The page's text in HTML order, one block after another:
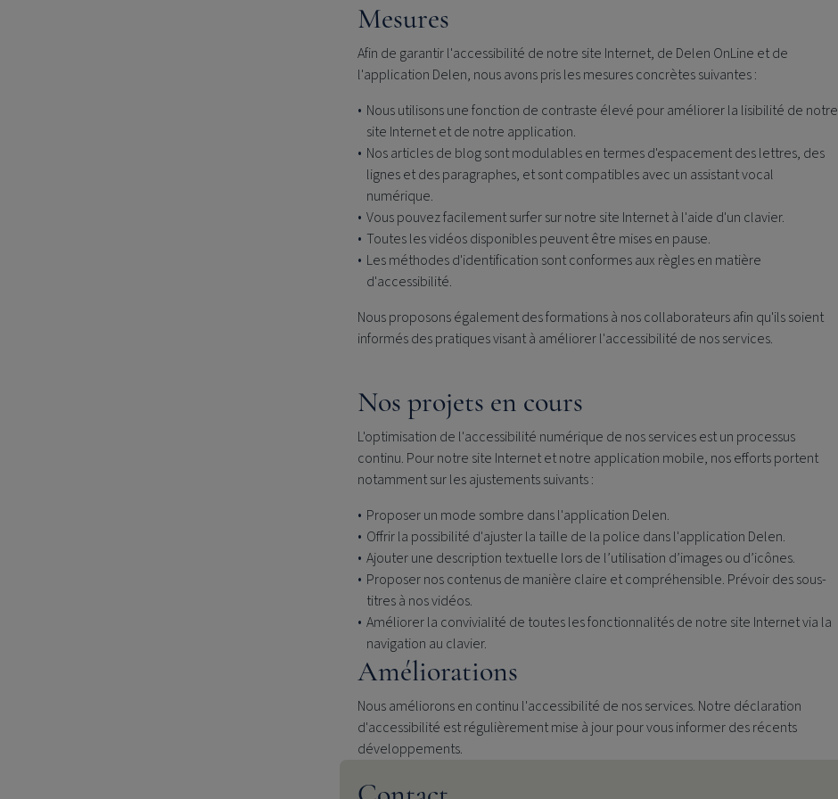
Mesures
Afin de garantir l'accessibilité de notre site Internet, de Delen OnLine et de
l'application Delen, nous avons pris les mesures concrètes suivantes :
Nous utilisons une fonction de contraste élevé pour améliorer la lisibilité de notre
site Internet et de notre application.
Nos articles de blog sont modulables en termes d'espacement des lettres, des
lignes et des paragraphes, et sont compatibles avec un assistant vocal
numérique.
Vous pouvez facilement surfer sur notre site Internet à l'aide d'un clavier.
Toutes les vidéos disponibles peuvent être mises en pause.
Les méthodes d'identification sont conformes aux règles en matière
d'accessibilité.
Nous proposons également des formations à nos collaborateurs afin qu'ils soient
informés des pratiques visant à améliorer l'accessibilité de nos services.
Nos projets en cours
L'optimisation de l'accessibilité numérique de nos services est un processus
continu. Pour notre site Internet et notre application mobile, nos efforts portent
notamment sur les ajustements suivants :
Proposer un mode sombre dans l'application Delen.
Offrir la possibilité d'ajuster la taille de la police dans l'application Delen.
Ajouter une description textuelle lors de l’utilisation d’images ou d’icônes.
Proposer nos contenus de manière claire et compréhensible. Prévoir des sous-
titres à nos vidéos.
Améliorer la convivialité de toutes les fonctionnalités de notre site Internet via la
navigation au clavier.
Améliorations
Nous améliorons en continu l'accessibilité de nos services. Notre déclaration
d'accessibilité est régulièrement mise à jour pour vous informer des récents
développements.